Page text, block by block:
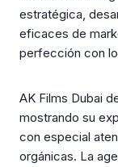
estratégica,
eficaces de
perfección con
AK Films Dubai
mostrando su
con especial
orgánicas. La